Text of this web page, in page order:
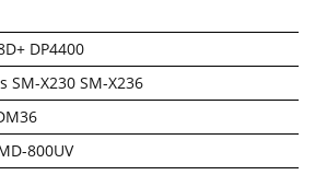
DP4400
SM-X230 SM-X236
800UV